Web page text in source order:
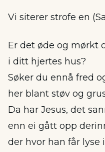
Vi siterer strofe en
Er det øde og mørkt
i ditt hjertes hus?
Søker du ennå fred
her blant støv og
Da har Jesus, det
enn ei gått opp
der hvor han får lyse